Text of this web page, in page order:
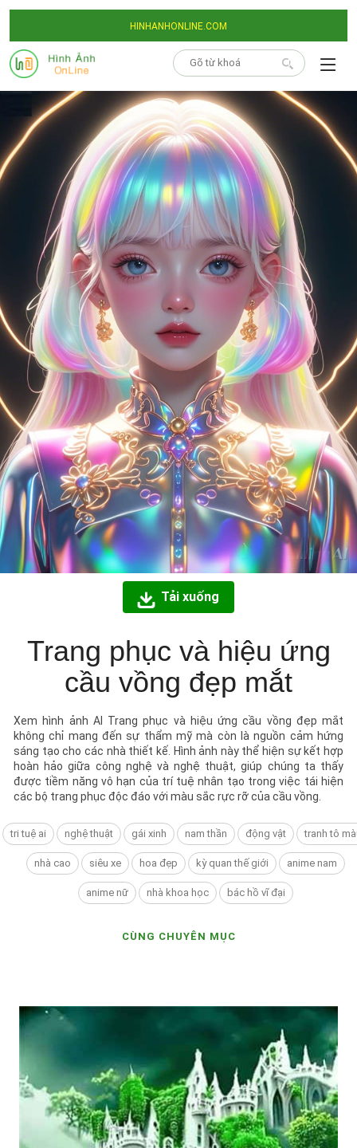
HINHANHONLINE.COM
Tải xuống
Trang phục và hiệu ứng
cầu vồng đẹp mắt
Xem hình ảnh AI Trang phục và hiệu ứng cầu vồng đẹp mắt
không chỉ mang đến sự thẩm mỹ mà còn là nguồn cảm hứng
sáng tạo cho các nhà thiết kế. Hình ảnh này thể hiện sự kết hợp
hoàn hảo giữa công nghệ và nghệ thuật, giúp chúng ta thấy
được tiềm năng vô hạn của trí tuệ nhân tạo trong việc tái hiện
các bộ trang phục độc đáo với màu sắc rực rỡ của cầu vồng.
tri tuệ ai nghệ thuật gái xinh nam thần động vật tranh tô
nhà cao siêu xe hoa đẹp kỳ quan thế giới anime nam
anime nữ nhà khoa học bác hồ vĩ đại
CÙNG CHUYÊN MỤC